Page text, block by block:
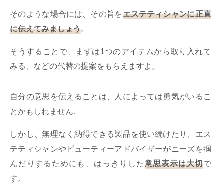
そのような場合には、その旨をエステティシャンに正直
に伝えてみましょう。
そうすることで、まずは1つのアイテムから取り入れて
みる、などの代替の提案をもらえますよ。
自分の意思を伝えることは、人によっては勇気がいるこ
とかもしれません。
しかし、無理なく納得できる製品を使い続けたり、エス
テティシャンやビューティーアドバイザーがニーズを掴
んだりするためにも、はっきりした意思表示は大切で
す。